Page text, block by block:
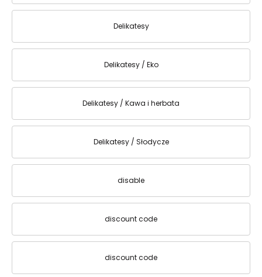
Delikatesy
Delikatesy / Eko
Delikatesy / Kawa i herbata
Delikatesy / Słodycze
disable
discount code
discount code